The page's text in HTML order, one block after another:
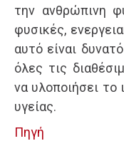
την ανθρώπινη
φυσικές,
αυτό είναι
όλες τις
να υλοποιήσει το
υγείας.
Πηγή